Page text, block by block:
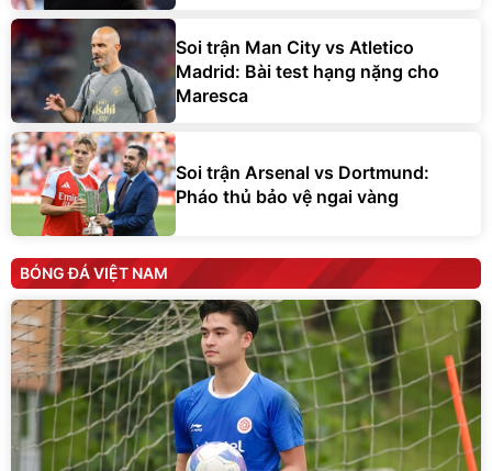
Soi trận Man City vs Atletico
Madrid: Bài test hạng nặng cho
Maresca
Soi trận Arsenal vs Dortmund:
Pháo thủ bảo vệ ngai vàng
BÓNG ĐÁ VIỆT NAM